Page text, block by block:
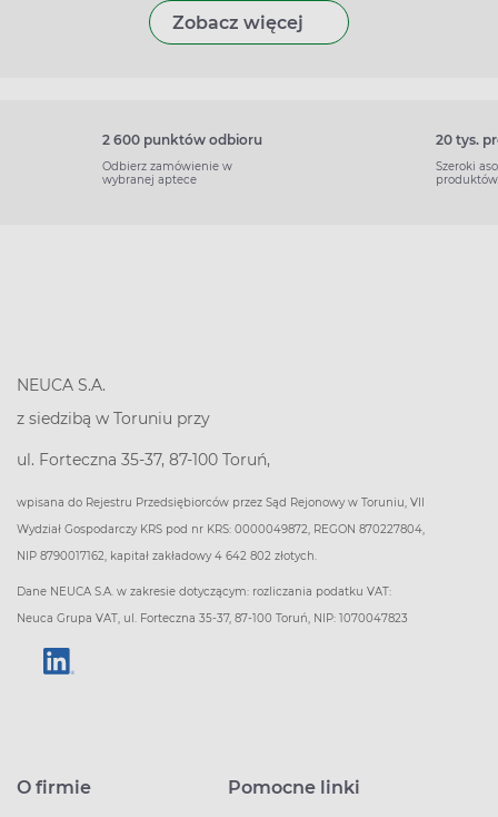
Zobacz więcej
2 600 punktów odbioru
Odbierz zamówienie w
wybranej aptece
20 tys.
Szeroki
produktów
NEUCA S.A.
z siedzibą w Toruniu przy
ul. Forteczna 35-37, 87-100 Toruń,
wpisana do Rejestru Przedsiębiorców przez Sąd Rejonowy w Toruniu, VII
Wydział Gospodarczy KRS pod nr KRS: 0000049872, REGON 870227804,
NIP 8790017162, kapitał zakładowy 4 642 802 złotych.
Dane NEUCA S.A. w zakresie dotyczącym: rozliczania podatku VAT:
Neuca Grupa VAT, ul. Forteczna 35-37, 87-100 Toruń, NIP: 1070047823
O firmie Pomocne linki